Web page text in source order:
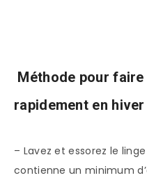
Méthode pour
rapidement en hiver
– Lavez et essorez le
contienne un minimum